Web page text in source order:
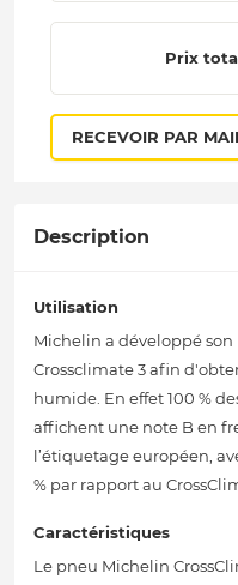
Prix
RECEVOIR PAR
Description
Utilisation
Michelin a développé
Crossclimate 3 afin
humide. En effet 100 %
affichent une note B en
l’étiquetage européen,
% par rapport au
Caractéristiques
Le pneu Michelin